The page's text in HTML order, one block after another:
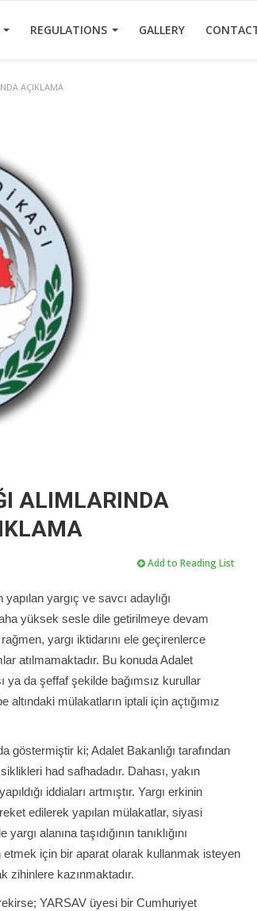
REGULATIONS GALLERY
AÇIKLAMA
ALIMLARINDA
Add to Reading List
yapılan yargıç ve savcı adaylığı
yüksek sesle dile getirilmeye devam
yargı iktidarını ele geçirenlerce
atılmamaktadır. Bu konuda Adalet
ya da şeffaf şekilde bağımsız kurullar
altındaki mülakatların iptali için açtığımız
göstermiştir ki; Adalet Bakanlığı tarafından
had safhadadır. Dahası, yakın
iddiaları artmıştır. Yargı erkinin
edilerek yapılan mülakatlar, siyasi
alanına taşıdığının tanıklığını
için bir aparat olarak kullanmak isteyen
zihinlere kazınmaktadır.
YARSAV üyesi bir Cumhuriyet